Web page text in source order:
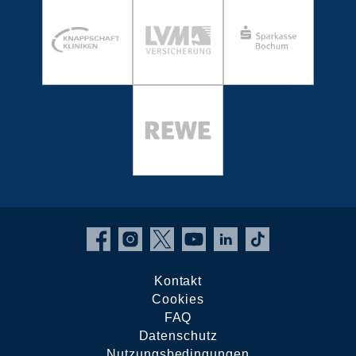
Kontakt
Cookies
FAQ
Datenschutz